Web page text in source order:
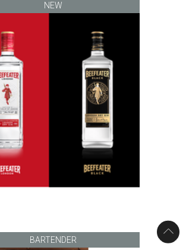
NEW
BARTENDER